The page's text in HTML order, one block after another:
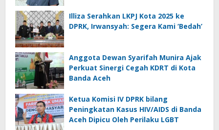
Illiza Serahkan LKPJ Kota 2025 ke
DPRK, Irwansyah: Segera Kami ‘Bedah’
Anggota Dewan Syarifah Munira Ajak
Perkuat Sinergi Cegah KDRT di Kota
Banda Aceh
Ketua Komisi IV DPRK bilang
Peningkatan Kasus HIV/AIDS di Banda
Aceh Dipicu Oleh Perilaku LGBT